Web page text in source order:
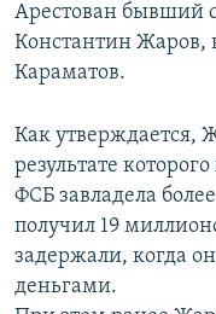
Арестован бывший
Константин Жаров,
Караматов.
Как утверждается,
результате
ФСБ завладела
получил 19
задержали, когда
деньгами.